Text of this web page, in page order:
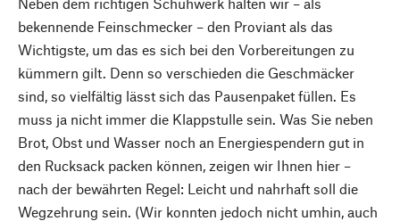
bekennende Feinschmecker – den Proviant als das
Wichtigste, um das es sich bei den Vorbereitungen zu
kümmern gilt. Denn so verschieden die Geschmäcker
sind, so vielfältig lässt sich das Pausenpaket füllen. Es
muss ja nicht immer die Klappstulle sein. Was Sie neben
Brot, Obst und Wasser noch an Energiespendern gut in
den Rucksack packen können, zeigen wir Ihnen hier –
nach der bewährten Regel: Leicht und nahrhaft soll die
Wegzehrung sein. (Wir konnten jedoch nicht umhin, auch